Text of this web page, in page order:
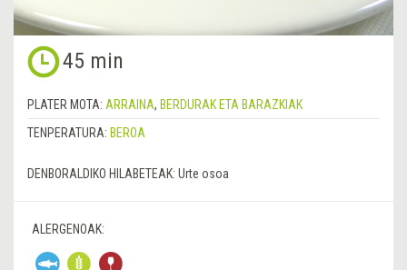
45 min
PLATER MOTA: ARRAINA, BERDURAK ETA BARAZKIAK
TENPERATURA: BEROA
DENBORALDIKO HILABETEAK: Urte osoa
ALERGENOAK: